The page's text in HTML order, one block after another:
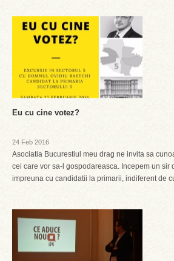
Eu cu cine votez?
24 Feb 2016
Asociatia Bucurestiul meu drag ne invita sa
cei care vor sa-l gospodareasca. Incepem un sir
impreuna cu candidatii la primarii, indiferent de